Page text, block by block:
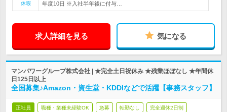
休暇
年度10日 ※入社半年後に付与…
求人詳細を見る 気になる
マンパワーグループ株式会社 | ★完全土日祝休み ★残業ほぼなし ★年間休
日125日以上
全国募集♪Amazon・資生堂・KDDIなどで活躍【事務スタッフ】
正社員 職種・業種未経験OK 急募 転勤なし 完全週休2日制